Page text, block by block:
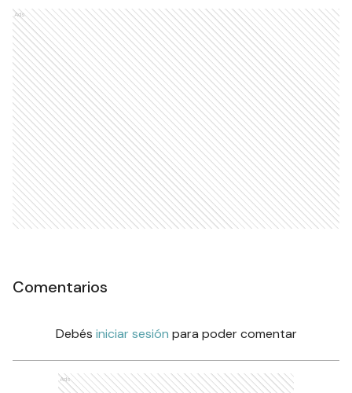
Ads
Comentarios
Debés iniciar sesión para poder comentar
Ads